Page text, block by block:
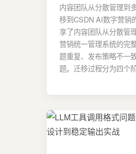
内容团队从分散管理到
移到CSDN AI数字营销
享了内容团队从分散管
营销统一管理系统的完
题重复、发布策略不一
题。迁移过程分为四个